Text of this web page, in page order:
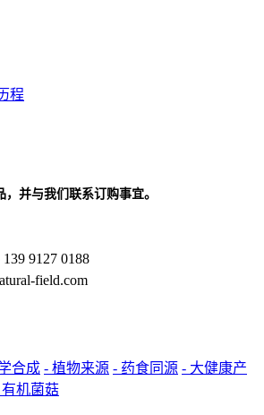
程
并与我们联系订购事宜。
9127 0188
field.com
合成 - 植物来源 - 药食同源 - 大健康产
有机菌菇